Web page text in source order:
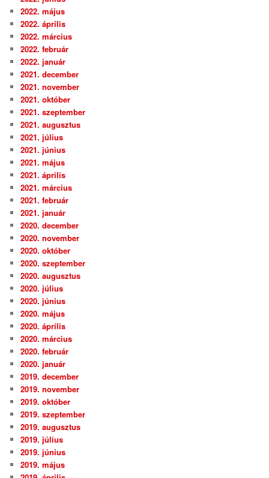
2022. május
2022. április
2022. március
2022. február
2022. január
2021. december
2021. november
2021. október
2021. szeptember
2021. augusztus
2021. július
2021. június
2021. május
2021. április
2021. március
2021. február
2021. január
2020. december
2020. november
2020. október
2020. szeptember
2020. augusztus
2020. július
2020. június
2020. május
2020. április
2020. március
2020. február
2020. január
2019. december
2019. november
2019. október
2019. szeptember
2019. augusztus
2019. július
2019. június
2019. május